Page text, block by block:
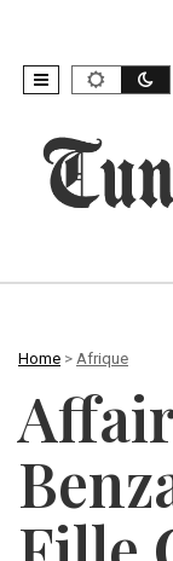
Home > Afrique